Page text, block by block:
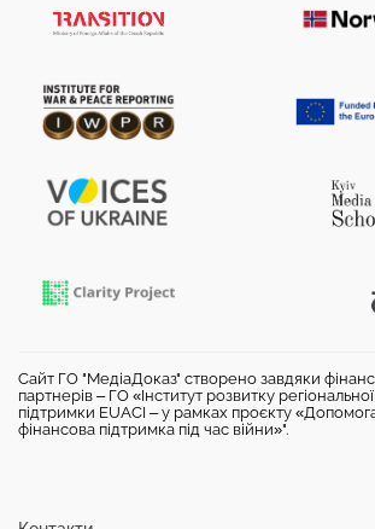
Сайт ГО "МедіаДоказ" створено завдяки
партнерів – ГО «Інститут розвитку
підтримки EUACI – у рамках проєкту
фінансова підтримка під час війни»".